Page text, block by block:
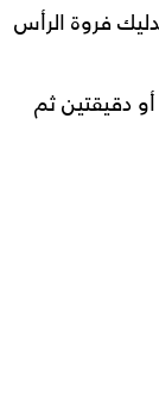
فروة الرأس
دقيقتين ثم